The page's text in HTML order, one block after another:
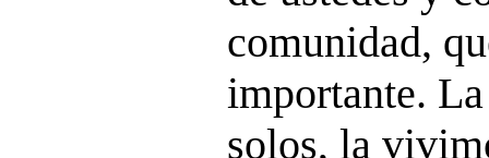
comunidad,
importante.
solos, la